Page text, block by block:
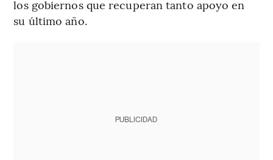
los gobiernos que recuperan tanto apoyo en
su último año.
PUBLICIDAD